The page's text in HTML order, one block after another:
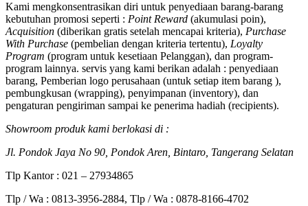
Kami mengkonsentrasikan diri untuk penyediaan barang-barang
kebutuhan promosi seperti : Point Reward (akumulasi poin),
Acquisition (diberikan gratis setelah mencapai kriteria), Purchase
With Purchase (pembelian dengan kriteria tertentu), Loyalty
Program (program untuk kesetiaan Pelanggan), dan program-
program lainnya. servis yang kami berikan adalah : penyediaan
barang, Pemberian logo perusahaan (untuk setiap item barang ),
pembungkusan (wrapping), penyimpanan (inventory), dan
pengaturan pengiriman sampai ke penerima hadiah (recipients).
Showroom produk kami berlokasi di :
Jl. Pondok Jaya No 90, Pondok Aren, Bintaro, Tangerang Selatan
Tlp Kantor : 021 – 27934865
Tlp / Wa : 0813-3956-2884, Tlp / Wa : 0878-8166-4702